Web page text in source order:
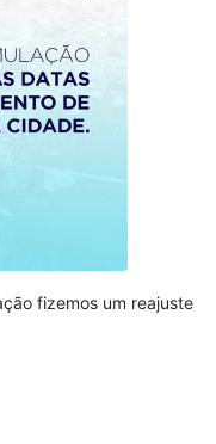
fizemos um reajuste